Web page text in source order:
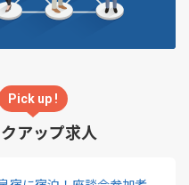
Pick up !
アップ求人